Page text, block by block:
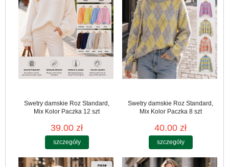
Swetry damskie Roz Standard,
Mix Kolor Paczka 12 szt
39.00 zł
szczegóły
Swetry damskie Roz Standard,
Mix Kolor Paczka 8 szt
40.00 zł
szczegóły